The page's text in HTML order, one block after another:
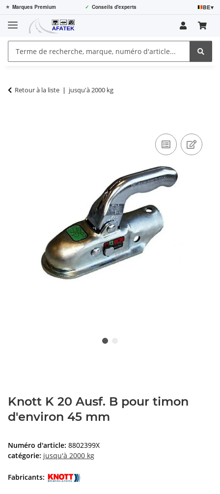
⭐ Marques Premium ✓ Conseils d'experts BE▾
Retour à la liste jusqu'à 2000 kg
Knott K 20 Ausf. B pour timon
d'environ 45 mm
Numéro d'article: 8802399X
catégorie: jusqu'à 2000 kg
Fabricants: